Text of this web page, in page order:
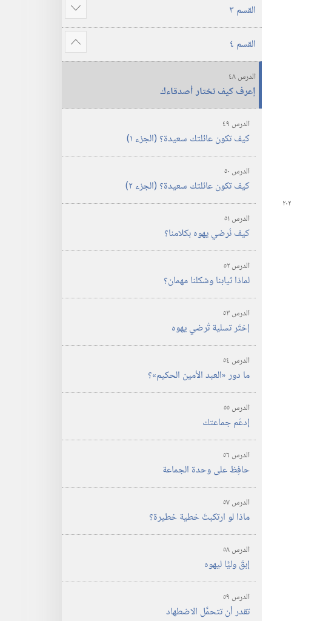
تفاعلي)‏
القسم ٣
عرض
المزيد
القسم ٤
عرض
المزيد
الدرس ٤٨
إعرف كيف تختار أصدقاءك
الدرس ٤٩
كيف تكون عائلتك سعيدة؟‏ (‏الجزء ١)‏
الدرس ٥٠
كيف تكون عائلتك سعيدة؟‏ (‏الجزء ٢)‏
الدرس ٥١
كيف نُرضي يهوه بكلامنا؟‏
الدرس ٥٢
لماذا ثيابنا وشكلنا مهمان؟‏
الدرس ٥٣
إختَر تسلية تُرضي يهوه
الدرس ٥٤
ما دور «العبد الأمين الحكيم»؟‏
الدرس ٥٥
إدعَم جماعتك
الدرس ٥٦
حافِظ على وحدة الجماعة
الدرس ٥٧
ماذا لو ارتكبتَ خطية خطيرة؟‏
الدرس ٥٨
إبقَ وليًّا ليهوه
الدرس ٥٩
تقدر أن تتحمَّل الاضطهاد